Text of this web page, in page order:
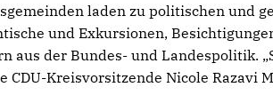
laden zu politischen und
und Exkursionen,
aus der Bundes- und Landespolitik.
CDU-Kreisvorsitzende Nicole Razavi